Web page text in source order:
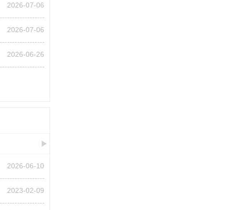
2026-07-06
2026-07-06
2026-06-26
2026-06-10
2023-02-09